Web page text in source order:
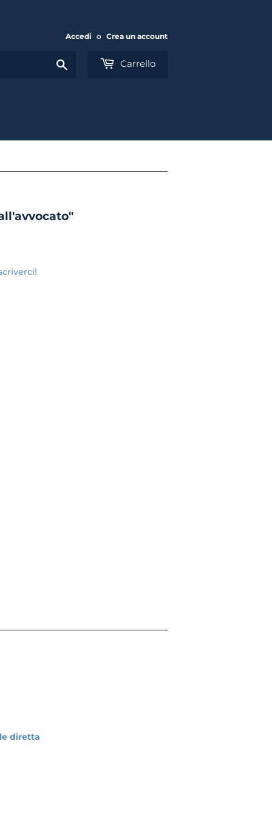
Accedi o Crea un account
Carrello
diretta